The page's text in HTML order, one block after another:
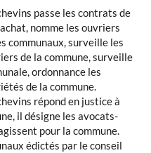
passe les contrats de
nomme les ouvriers
communaux, surveille les
de la commune, surveille
ordonnance les
de la commune.
répond en justice à
il désigne les avocats-
pour la commune.
édictés par le conseil